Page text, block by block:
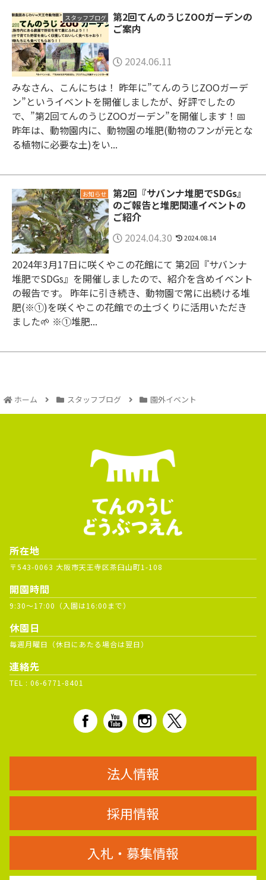
スタッフブログ
第2回てんのうじZOOガーデンの
ご案内
2024.06.11
みなさん、こんにちは！ 昨年に”てんのうじZOOガーデ
ン”というイベントを開催しましたが、好評でしたの
で、”第2回てんのうじZOOガーデン”を開催します！📅
昨年は、動物園内に、動物園の堆肥(動物のフンが元とな
る植物に必要な土)をい...
お知らせ
第2回『サバンナ堆肥でSDGs』
のご報告と堆肥関連イベントの
ご紹介
2024.04.30
2024.08.14
2024年3月17日に咲くやこの花館にて 第2回『サバンナ
堆肥でSDGs』を開催しましたので、紹介を含めイベント
の報告です。 昨年に引き続き、動物園で常に出続ける堆
肥(※①)を咲くやこの花館での土づくりに活用いただき
ました🌱 ※①堆肥...
ホーム スタッフブログ 園外イベント
所在地
〒543-0063 大阪市天王寺区茶臼山町1-108
開園時間
9:30～17:00（入園は16:00まで）
休園日
毎週月曜日（休日にあたる場合は翌日）
連絡先
TEL : 06-6771-8401
法人情報
採用情報
入札・募集情報